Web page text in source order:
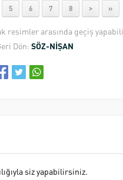
5 6 7 8 > »
resimler arasında geçiş
Dön: SÖZ-NİŞAN
siz yapabilirsiniz.